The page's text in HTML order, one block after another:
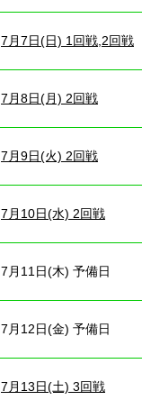
7月7日(日) 1回戦,2回戦
7月8日(月) 2回戦
7月9日(火) 2回戦
7月10日(水) 2回戦
7月11日(木) 予備日
7月12日(金) 予備日
7月13日(土) 3回戦